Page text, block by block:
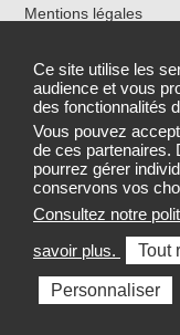
Ce site utilise les
audience et vous
des fonctionnalités
Vous pouvez
de ces partenaires.
pourrez gérer
conservons vos
Consultez notre
savoir plus.
Tout
Personnaliser
Mentions légales
Déclaration
Gestion des cookies
Sélectionnez une
régionale de santé
Toutes les ARS